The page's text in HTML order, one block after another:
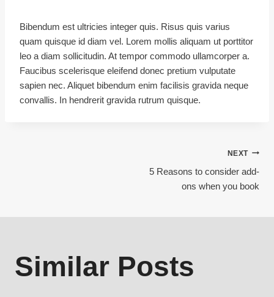
Bibendum est ultricies integer quis. Risus quis varius
quam quisque id diam vel. Lorem mollis aliquam ut porttitor
leo a diam sollicitudin. At tempor commodo ullamcorper a.
Faucibus scelerisque eleifend donec pretium vulputate
sapien nec. Aliquet bibendum enim facilisis gravida neque
convallis. In hendrerit gravida rutrum quisque.
NEXT
5 Reasons to consider add-
ons when you book
Similar Posts